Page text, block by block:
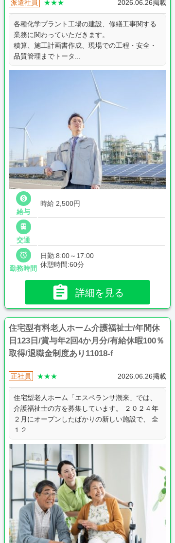
派遣社員 ★★★ 2026.06.26掲載
各種化学プラント工場の建設、修繕工事関する
業務に関わっていただきます。
積算、施工計画書作成、現場での工程・安全・
品質管理までトータ...

給与
時給 2,500円

交通

勤務時間
日勤:8:00～17:00
休憩時間:60分
 詳細を見る
住宅型有料老人ホーム介護福祉士/年間休
日123日/賞与年2回4か月分/有給休暇100％
取得/退職金制度あり11018-f
正社員 ★★★ 2026.06.26掲載
住宅型老人ホーム「エスペランサ潮来」では、
介護福祉士の方を募集しています。 ２０２４年
２月にオープンしたばかりの新しい施設で、 全
１２...